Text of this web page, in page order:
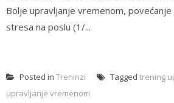
Bolje upravljanje vremenom, povećanje
stresa na poslu (1/...
Posted in Treninzi Tagged trening
upravljanje vremenom